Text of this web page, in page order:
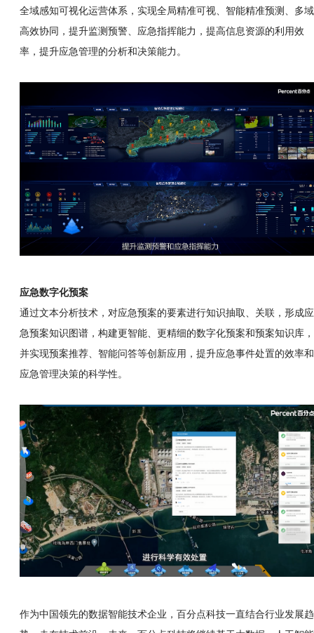
全域感知可视化运营体系，实现全局精准可视、智能精准预测、多域
高效协同，提升监测预警、应急指挥能力，提高信息资源的利用效
率，提升应急管理的分析和决策能力。
应急数字化预案
通过文本分析技术，对应急预案的要素进行知识抽取、关联，形成应
急预案知识图谱，构建更智能、更精细的数字化预案和预案知识库，
并实现预案推荐、智能问答等创新应用，提升应急事件处置的效率和
应急管理决策的科学性。
作为中国领先的数据智能技术企业，百分点科技一直结合行业发展趋